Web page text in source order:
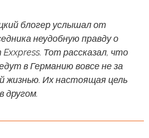
блогер услышал от
неудобную правду о
Тот рассказал, что
в Германию вовсе не за
жизнью. Их настоящая цель
другом.